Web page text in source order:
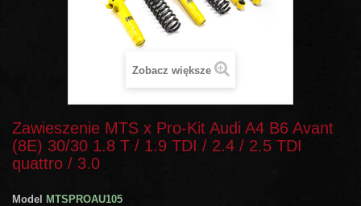
Zobacz większe
Zawieszenie MTS x Pro-Kit Audi A4 B6 Avant
(8E) 30/30 1.8 T / 1.9 TDI / 2.4 / 2.5 TDI
quattro / 3.0
Model MTSPROAU105